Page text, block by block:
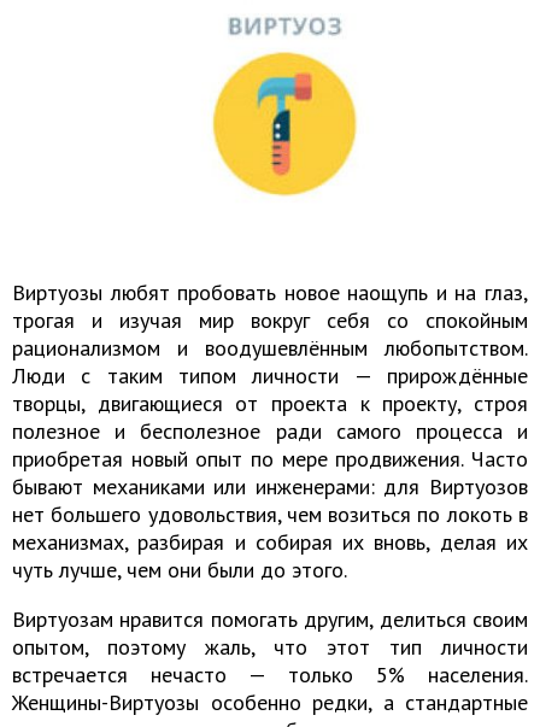
Виртуозы любят пробовать новое наощупь и на глаз,
трогая и изучая мир вокруг себя со спокойным
рационализмом и воодушевлённым любопытством.
Люди с таким типом личности — прирождённые
творцы, двигающиеся от проекта к проекту, строя
полезное и бесполезное ради самого процесса и
приобретая новый опыт по мере продвижения. Часто
бывают механиками или инженерами: для Виртуозов
нет большего удовольствия, чем возиться по локоть в
механизмах, разбирая и собирая их вновь, делая их
чуть лучше, чем они были до этого.
Виртуозам нравится помогать другим, делиться своим
опытом, поэтому жаль, что этот тип личности
встречается нечасто — только 5% населения.
Женщины-Виртуозы особенно редки, а стандартные